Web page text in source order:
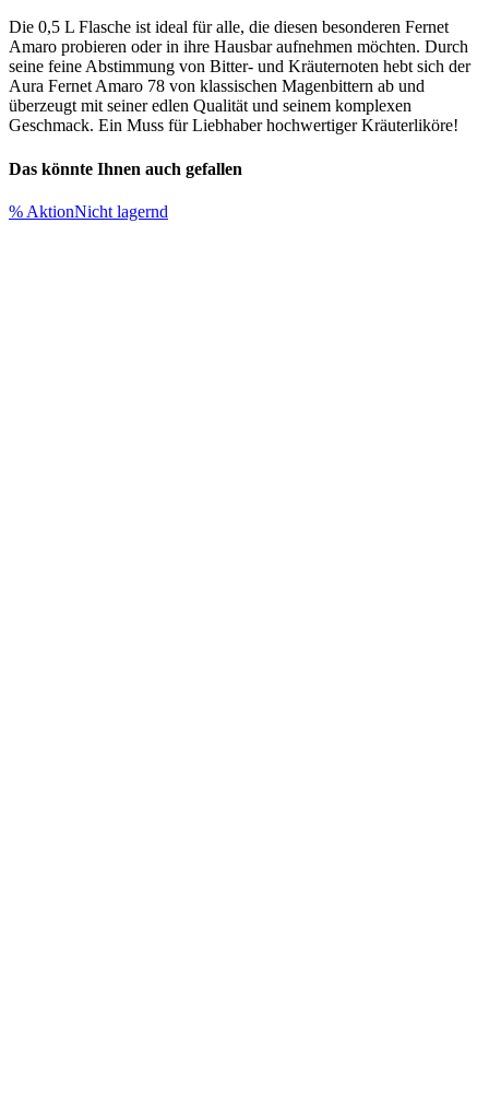
Die 0,5 L Flasche ist ideal für alle, die diesen besonderen Fernet
Amaro probieren oder in ihre Hausbar aufnehmen möchten. Durch
seine feine Abstimmung von Bitter- und Kräuternoten hebt sich der
Aura Fernet Amaro 78 von klassischen Magenbittern ab und
überzeugt mit seiner edlen Qualität und seinem komplexen
Geschmack. Ein Muss für Liebhaber hochwertiger Kräuterliköre!
Das könnte Ihnen auch gefallen
% AktionNicht lagernd